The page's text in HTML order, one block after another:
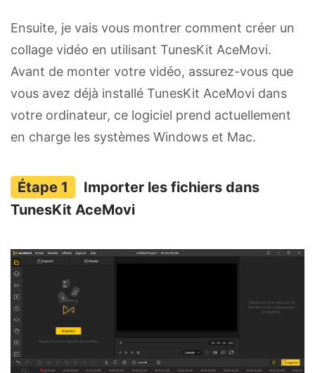
Ensuite, je vais vous montrer comment créer un
collage vidéo en utilisant TunesKit AceMovi.
Avant de monter votre vidéo, assurez-vous que
vous avez déjà installé TunesKit AceMovi dans
votre ordinateur, ce logiciel prend actuellement
en charge les systèmes Windows et Mac.
Importer les fichiers dans
TunesKit AceMovi